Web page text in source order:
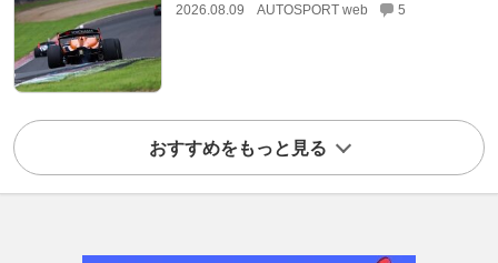
2026.08.09 AUTOSPORT web 5
おすすめをもっと見る